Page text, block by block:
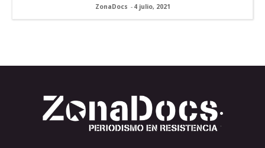
ZonaDocs - 4 julio, 2021
.
.